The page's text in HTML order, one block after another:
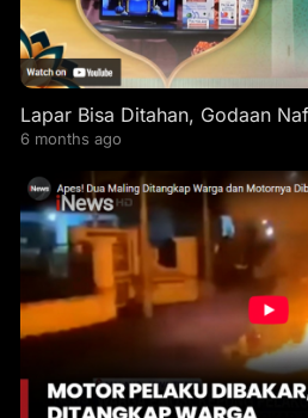
Lapar Bisa Ditahan, Godaan
6 months ago